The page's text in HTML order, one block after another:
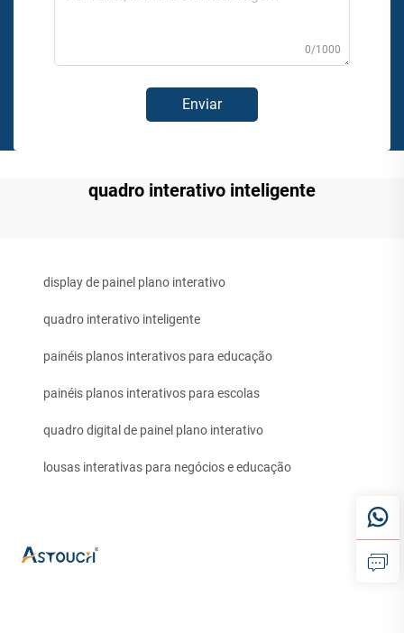
0/1000
Enviar
quadro interativo inteligente
display de painel plano interativo
quadro interativo inteligente
painéis planos interativos para educação
painéis planos interativos para escolas
quadro digital de painel plano interativo
lousas interativas para negócios e educação